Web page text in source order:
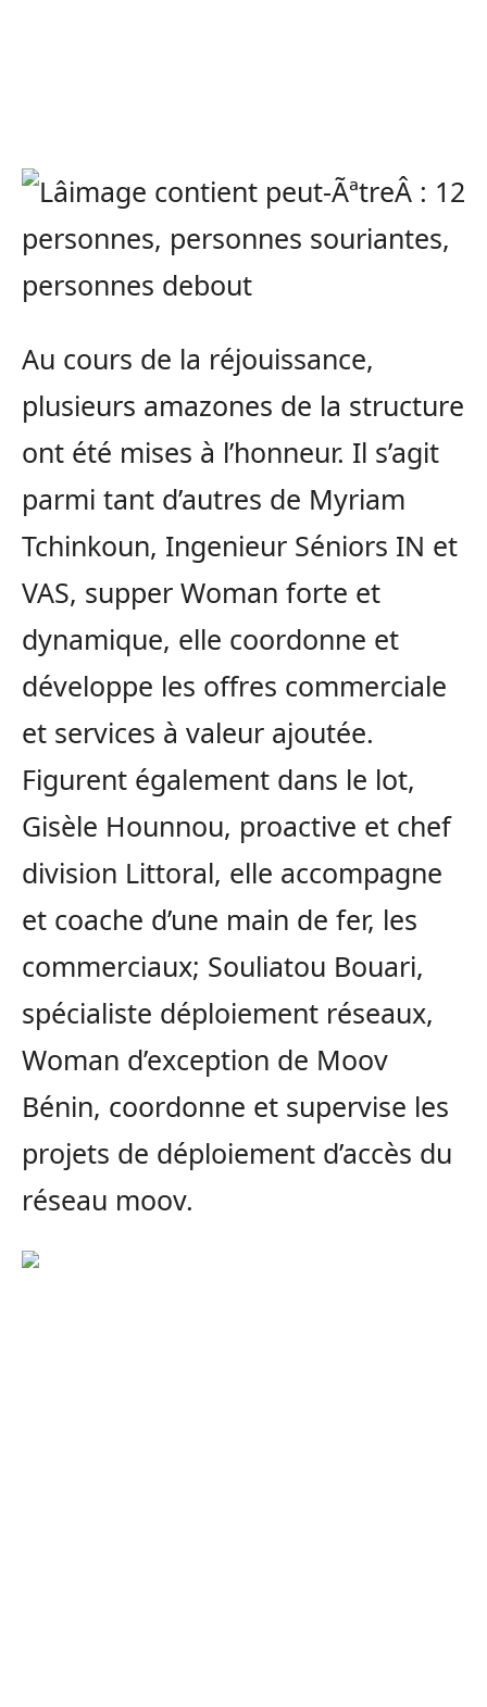
Au cours de la réjouissance,
plusieurs amazones de la structure
ont été mises à l’honneur. Il s’agit
parmi tant d’autres de Myriam
Tchinkoun, Ingenieur Séniors IN et
VAS, supper Woman forte et
dynamique, elle coordonne et
développe les offres commerciale
et services à valeur ajoutée.
Figurent également dans le lot,
Gisèle Hounnou, proactive et chef
division Littoral, elle accompagne
et coache d’une main de fer, les
commerciaux; Souliatou Bouari,
spécialiste déploiement réseaux,
Woman d’exception de Moov
Bénin, coordonne et supervise les
projets de déploiement d’accès du
réseau moov.